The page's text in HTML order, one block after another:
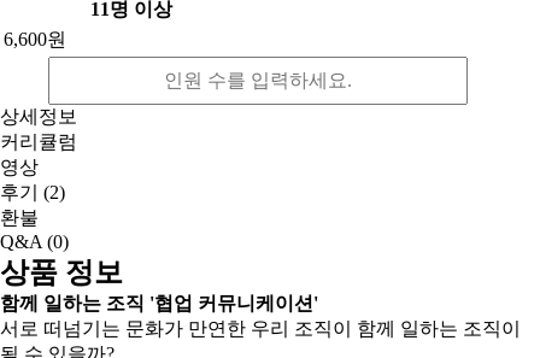
11명 이상
6,600원
상세정보
커리큘럼
영상
후기 (2)
환불
Q&A (0)
상품 정보
함께 일하는 조직 '협업 커뮤니케이션'
서로 떠넘기는 문화가 만연한 우리 조직이 함께 일하는 조직이
될 수 있을까?